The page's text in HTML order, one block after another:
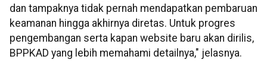
dan tampaknya tidak pernah mendapatkan pembaruan
keamanan hingga akhirnya diretas. Untuk progres
pengembangan serta kapan website baru akan dirilis,
BPPKAD yang lebih memahami detailnya," jelasnya.